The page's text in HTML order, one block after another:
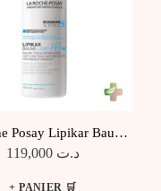
Posay Lipikar Baume
Ap+M 400Ml
د.ت 119,000